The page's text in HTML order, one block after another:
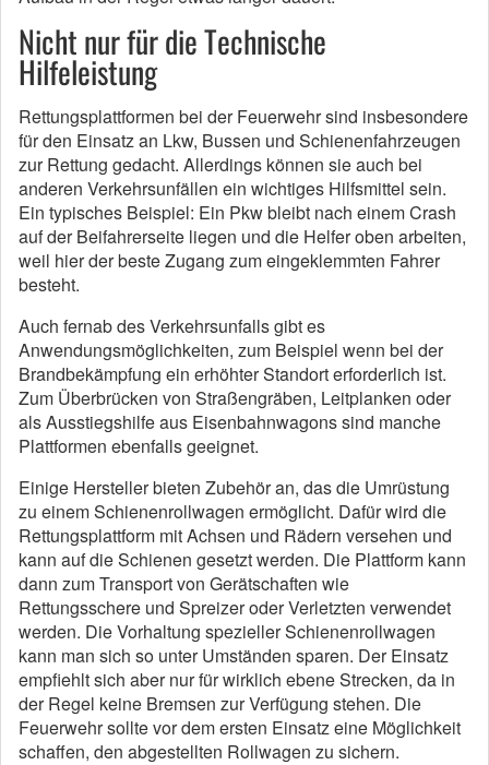
Nicht nur für die Technische
Hilfeleistung
Rettungsplattformen bei der Feuerwehr sind insbesondere
für den Einsatz an Lkw, Bussen und Schienenfahrzeugen
zur Rettung gedacht. Allerdings können sie auch bei
anderen Verkehrsunfällen ein wichtiges Hilfsmittel sein.
Ein typisches Beispiel: Ein Pkw bleibt nach einem Crash
auf der Beifahrerseite liegen und die Helfer oben arbeiten,
weil hier der beste Zugang zum eingeklemmten Fahrer
besteht.
Auch fernab des Verkehrsunfalls gibt es
Anwendungsmöglichkeiten, zum Beispiel wenn bei der
Brandbekämpfung ein erhöhter Standort erforderlich ist.
Zum Überbrücken von Straßengräben, Leitplanken oder
als Ausstiegshilfe aus Eisenbahnwagons sind manche
Plattformen ebenfalls geeignet.
Einige Hersteller bieten Zubehör an, das die Umrüstung
zu einem Schienenrollwagen ermöglicht. Dafür wird die
Rettungsplattform mit Achsen und Rädern versehen und
kann auf die Schienen gesetzt werden. Die Plattform kann
dann zum Transport von Gerätschaften wie
Rettungsschere und Spreizer oder Verletzten verwendet
werden. Die Vorhaltung spezieller Schienenrollwagen
kann man sich so unter Umständen sparen. Der Einsatz
empfiehlt sich aber nur für wirklich ebene Strecken, da in
der Regel keine Bremsen zur Verfügung stehen. Die
Feuerwehr sollte vor dem ersten Einsatz eine Möglichkeit
schaffen, den abgestellten Rollwagen zu sichern.